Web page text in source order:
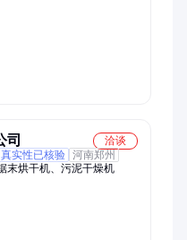
司
洽谈
真实性已核验 河南郑州
末烘干机、污泥干燥机